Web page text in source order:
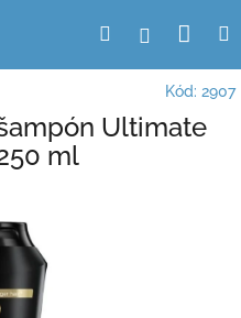
HledatPřihlášení
Kód: 2907
Ultimate
ml